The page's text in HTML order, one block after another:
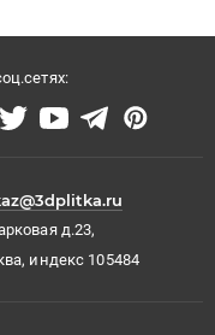
д.23,
индекс 105484